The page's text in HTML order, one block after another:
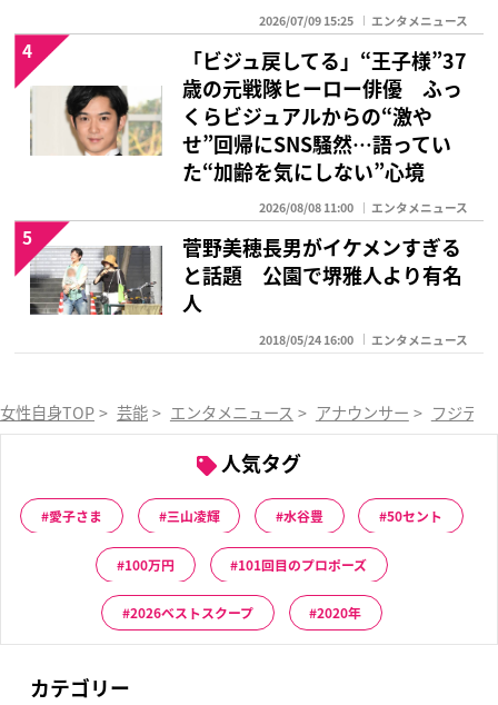
2026/07/09 15:25 エンタメニュース
「ビジュ戻してる」“王子様”37
歳の元戦隊ヒーロー俳優 ふっ
くらビジュアルからの“激や
せ”回帰にSNS騒然…語ってい
た“加齢を気にしない”心境
2026/08/08 11:00 エンタメニュース
4
菅野美穂長男がイケメンすぎる
と話題 公園で堺雅人より有名
人
2018/05/24 16:00 エンタメニュース
5
女性自身TOP > 芸能 > エンタメニュース > アナウンサー > フジテレ
人気タグ
愛子さま 三山凌輝 水谷豊 50セント
100万円 101回目のプロポーズ
2026ベストスクープ 2020年
カテゴリー